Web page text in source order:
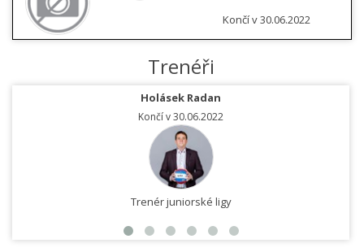
Končí v 30.06.2022
Trenéři
Holásek Radan
Končí v 30.06.2022
Trenér juniorské ligy